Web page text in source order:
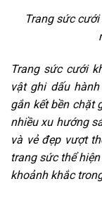
Trang sức
Trang sức cưới
vật ghi dấu
gắn kết bền chặt
nhiều xu hướng
và vẻ đẹp vượt
trang sức thể
khoảnh khắc